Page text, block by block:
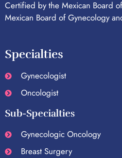
Certified by the Mexican Board
Mexican Board of Gynecology
Specialties
Gynecologist
Oncologist
Sub-Specialties
Gynecologic Oncology
Breast Surgery